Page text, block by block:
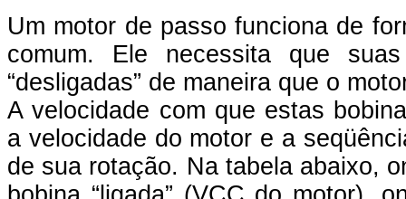
Um motor de passo funciona de
comum. Ele necessita que
“desligadas” de maneira que o
A velocidade com que estas
a velocidade do motor e a
de sua rotação. Na tabela abaixo,